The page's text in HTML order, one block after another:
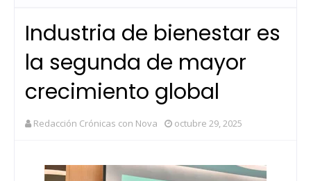
Industria de bienestar es
la segunda de mayor
crecimiento global
Redacción Crónicas con Nova octubre 29, 2025